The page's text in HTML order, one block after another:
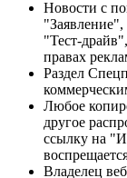
Новости с
"Тест-
правах
Раздел
Любое
другое
ссылку на
Владелец